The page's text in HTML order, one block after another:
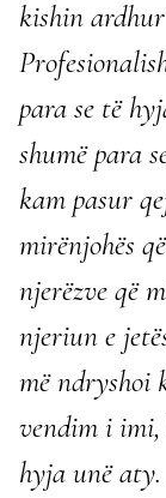
kishin
para se të
shumë para
kam pasur
mirënjohës
njerëzve që
njeriun e
më ndryshoi
vendim i
hyja unë